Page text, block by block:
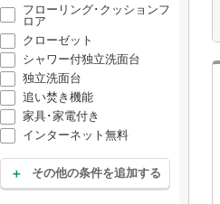
フローリング･クッションフ
ロア
クローゼット
シャワー付独立洗面台
独立洗面台
追い焚き機能
家具･家電付き
インターネット無料
その他の条件を追加する